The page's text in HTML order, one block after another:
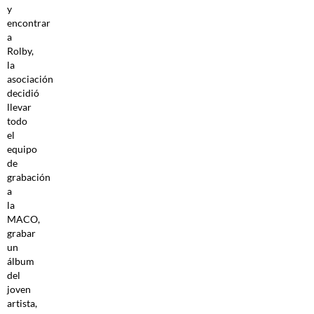
y
encontrar
a
Rolby,
la
asociación
decidió
llevar
todo
el
equipo
de
grabación
a
la
MACO,
grabar
un
álbum
del
joven
artista,